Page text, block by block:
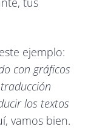
ejemplo:
con gráficos
los textos
vamos bien.